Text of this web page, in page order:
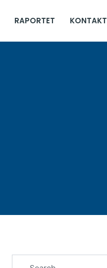
RAPORTET KONTAKT